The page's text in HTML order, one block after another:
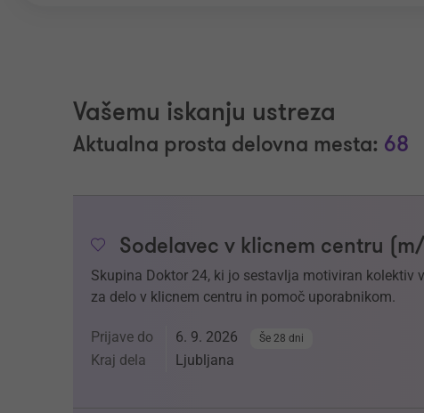
Vašemu iskanju ustreza
Aktualna prosta delovna mesta: 68
Sodelavec v klicnem centru
Skupina Doktor 24, ki jo sestavlja motiviran kolektiv
za delo v klicnem centru in pomoč uporabnikom.
Prijave do 6. 9. 2026 Še 28 dni
Kraj dela Ljubljana